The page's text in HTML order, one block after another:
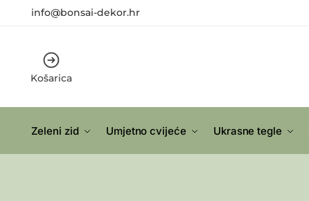
info@bonsai-dekor.hr
Košarica
Zeleni zid Umjetno cvijeće Ukrasne tegle